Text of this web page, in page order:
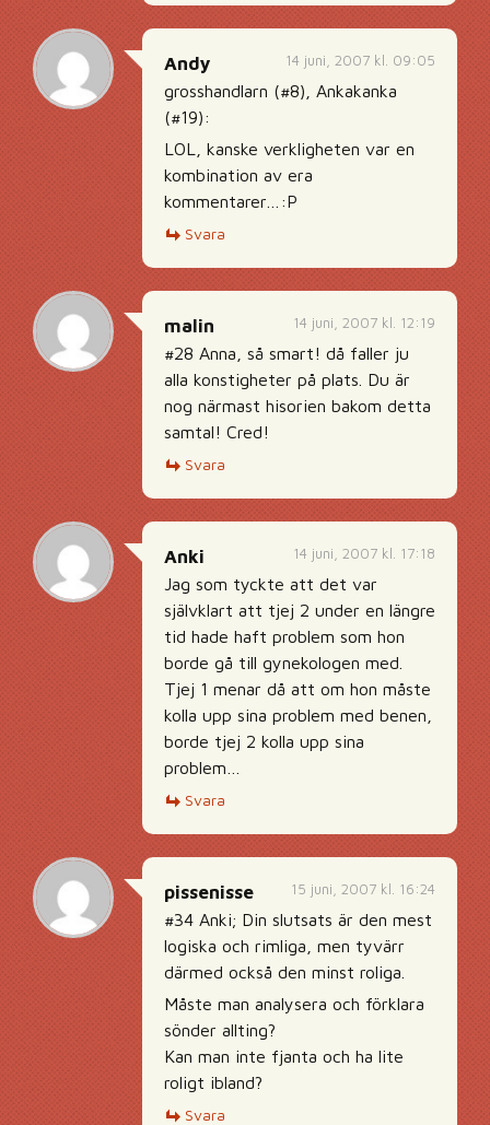
14 juni, 2007 kl. 09:05
Andy
grosshandlarn (#8), Ankakanka
(#19):
LOL, kanske verkligheten var en
kombination av era
kommentarer…:P
Svara
14 juni, 2007 kl. 12:19
malin
#28 Anna, så smart! då faller ju
alla konstigheter på plats. Du är
nog närmast hisorien bakom detta
samtal! Cred!
Svara
14 juni, 2007 kl. 17:18
Anki
Jag som tyckte att det var
självklart att tjej 2 under en längre
tid hade haft problem som hon
borde gå till gynekologen med.
Tjej 1 menar då att om hon måste
kolla upp sina problem med benen,
borde tjej 2 kolla upp sina
problem…
Svara
15 juni, 2007 kl. 16:24
pissenisse
#34 Anki; Din slutsats är den mest
logiska och rimliga, men tyvärr
därmed också den minst roliga.
Måste man analysera och förklara
sönder allting?
Kan man inte fjanta och ha lite
roligt ibland?
Svara